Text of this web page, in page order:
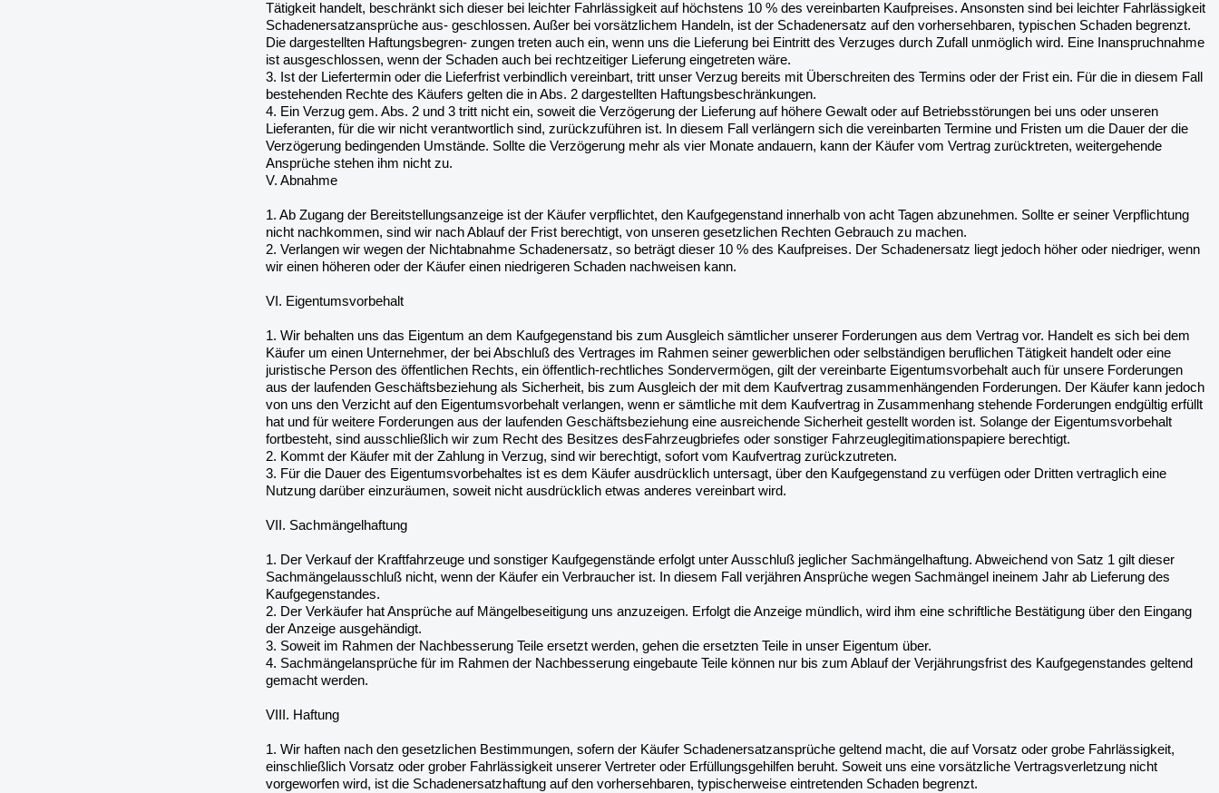
Tätigkeit handelt, beschränkt sich dieser bei leichter Fahrlässigkeit auf höchstens 10 % des vereinbarten Kaufpreises. Ansonsten sind bei leichter Fahrlässigkeit
Schadenersatzansprüche aus- geschlossen. Außer bei vorsätzlichem Handeln, ist der Schadenersatz auf den vorhersehbaren, typischen Schaden begrenzt.
Die dargestellten Haftungsbegren- zungen treten auch ein, wenn uns die Lieferung bei Eintritt des Verzuges durch Zufall unmöglich wird. Eine Inanspruchnahme
ist ausgeschlossen, wenn der Schaden auch bei rechtzeitiger Lieferung eingetreten wäre.
3. Ist der Liefertermin oder die Lieferfrist verbindlich vereinbart, tritt unser Verzug bereits mit Überschreiten des Termins oder der Frist ein. Für die in diesem Fall
bestehenden Rechte des Käufers gelten die in Abs. 2 dargestellten Haftungsbeschränkungen.
4. Ein Verzug gem. Abs. 2 und 3 tritt nicht ein, soweit die Verzögerung der Lieferung auf höhere Gewalt oder auf Betriebsstörungen bei uns oder unseren
Lieferanten, für die wir nicht verantwortlich sind, zurückzuführen ist. In diesem Fall verlängern sich die vereinbarten Termine und Fristen um die Dauer der die
Verzögerung bedingenden Umstände. Sollte die Verzögerung mehr als vier Monate andauern, kann der Käufer vom Vertrag zurücktreten, weitergehende
Ansprüche stehen ihm nicht zu.
V. Abnahme
1. Ab Zugang der Bereitstellungsanzeige ist der Käufer verpflichtet, den Kaufgegenstand innerhalb von acht Tagen abzunehmen. Sollte er seiner Verpflichtung
nicht nachkommen, sind wir nach Ablauf der Frist berechtigt, von unseren gesetzlichen Rechten Gebrauch zu machen.
2. Verlangen wir wegen der Nichtabnahme Schadenersatz, so beträgt dieser 10 % des Kaufpreises. Der Schadenersatz liegt jedoch höher oder niedriger, wenn
wir einen höheren oder der Käufer einen niedrigeren Schaden nachweisen kann.
VI. Eigentumsvorbehalt
1. Wir behalten uns das Eigentum an dem Kaufgegenstand bis zum Ausgleich sämtlicher unserer Forderungen aus dem Vertrag vor. Handelt es sich bei dem
Käufer um einen Unternehmer, der bei Abschluß des Vertrages im Rahmen seiner gewerblichen oder selbständigen beruflichen Tätigkeit handelt oder eine
juristische Person des öffentlichen Rechts, ein öffentlich-rechtliches Sondervermögen, gilt der vereinbarte Eigentumsvorbehalt auch für unsere Forderungen
aus der laufenden Geschäftsbeziehung als Sicherheit, bis zum Ausgleich der mit dem Kaufvertrag zusammenhängenden Forderungen. Der Käufer kann jedoch
von uns den Verzicht auf den Eigentumsvorbehalt verlangen, wenn er sämtliche mit dem Kaufvertrag in Zusammenhang stehende Forderungen endgültig erfüllt
hat und für weitere Forderungen aus der laufenden Geschäftsbeziehung eine ausreichende Sicherheit gestellt worden ist. Solange der Eigentumsvorbehalt
fortbesteht, sind ausschließlich wir zum Recht des Besitzes desFahrzeugbriefes oder sonstiger Fahrzeuglegitimationspapiere berechtigt.
2. Kommt der Käufer mit der Zahlung in Verzug, sind wir berechtigt, sofort vom Kaufvertrag zurückzutreten.
3. Für die Dauer des Eigentumsvorbehaltes ist es dem Käufer ausdrücklich untersagt, über den Kaufgegenstand zu verfügen oder Dritten vertraglich eine
Nutzung darüber einzuräumen, soweit nicht ausdrücklich etwas anderes vereinbart wird.
VII. Sachmängelhaftung
1. Der Verkauf der Kraftfahrzeuge und sonstiger Kaufgegenstände erfolgt unter Ausschluß jeglicher Sachmängelhaftung. Abweichend von Satz 1 gilt dieser
Sachmängelausschluß nicht, wenn der Käufer ein Verbraucher ist. In diesem Fall verjähren Ansprüche wegen Sachmängel ineinem Jahr ab Lieferung des
Kaufgegenstandes.
2. Der Verkäufer hat Ansprüche auf Mängelbeseitigung uns anzuzeigen. Erfolgt die Anzeige mündlich, wird ihm eine schriftliche Bestätigung über den Eingang
der Anzeige ausgehändigt.
3. Soweit im Rahmen der Nachbesserung Teile ersetzt werden, gehen die ersetzten Teile in unser Eigentum über.
4. Sachmängelansprüche für im Rahmen der Nachbesserung eingebaute Teile können nur bis zum Ablauf der Verjährungsfrist des Kaufgegenstandes geltend
gemacht werden.
VIII. Haftung
1. Wir haften nach den gesetzlichen Bestimmungen, sofern der Käufer Schadenersatzansprüche geltend macht, die auf Vorsatz oder grobe Fahrlässigkeit,
einschließlich Vorsatz oder grober Fahrlässigkeit unserer Vertreter oder Erfüllungsgehilfen beruht. Soweit uns eine vorsätzliche Vertragsverletzung nicht
vorgeworfen wird, ist die Schadenersatzhaftung auf den vorhersehbaren, typischerweise eintretenden Schaden begrenzt.